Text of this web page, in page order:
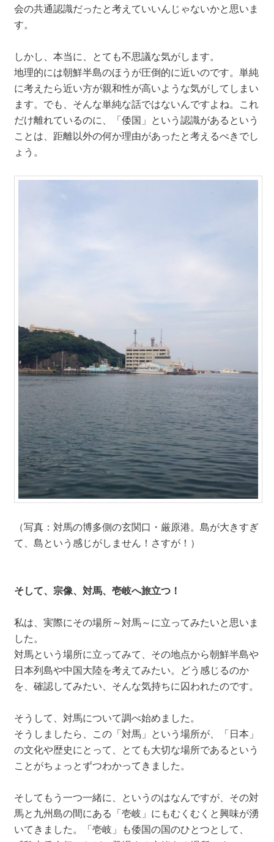
会の共通認識だったと考えていいんじゃないかと思いま
す。
しかし、本当に、とても不思議な気がします。
地理的には朝鮮半島のほうが圧倒的に近いのです。単純
に考えたら近い方が親和性が高いような気がしてしまい
ます。でも、そんな単純な話ではないんですよね。これ
だけ離れているのに、「倭国」という認識があるという
ことは、距離以外の何か理由があったと考えるべきでし
ょう。
（写真：対馬の博多側の玄関口・厳原港。島が大きすぎ
て、島という感じがしません！さすが！）
そして、宗像、対馬、壱岐へ旅立つ！
私は、実際にその場所～対馬～に立ってみたいと思いま
した。
対馬という場所に立ってみて、その地点から朝鮮半島や
日本列島や中国大陸を考えてみたい。どう感じるのか
を、確認してみたい、そんな気持ちに囚われたのです。
そうして、対馬について調べ始めました。
そうしましたら、この「対馬」という場所が、「日本」
の文化や歴史にとって、とても大切な場所であるという
ことがちょっとずつわかってきました。
そしてもう一つ一緒に、というのはなんですが、その対
馬と九州島の間にある「壱岐」にもむくむくと興味が湧
いてきました。「壱岐」も倭国の国のひとつとして、